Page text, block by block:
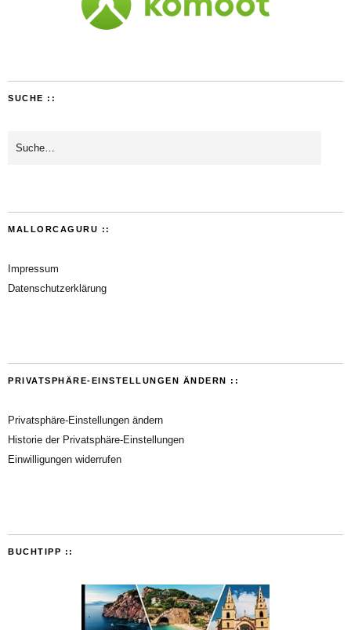
SUCHE ::
MALLORCAGURU ::
Impressum
Datenschutzerklärung
PRIVATSPHÄRE-EINSTELLUNGEN ÄNDERN ::
Privatsphäre-Einstellungen ändern
Historie der Privatsphäre-Einstellungen
Einwilligungen widerrufen
BUCHTIPP ::